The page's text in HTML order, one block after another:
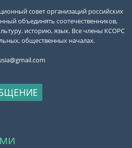
совет организаций российских
объединять соотечественников,
историю, язык. Все члены КСОРС
общественных началах.